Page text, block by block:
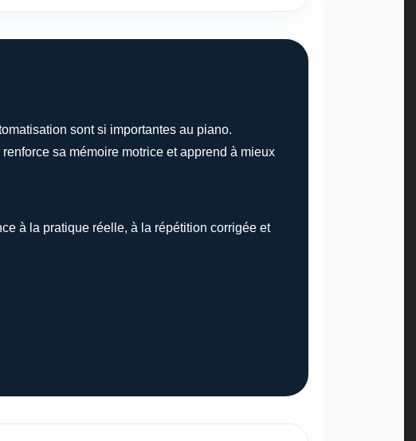
sont si importantes au piano.
sa mémoire motrice et apprend à mieux
à la pratique réelle, à la répétition corrigée et